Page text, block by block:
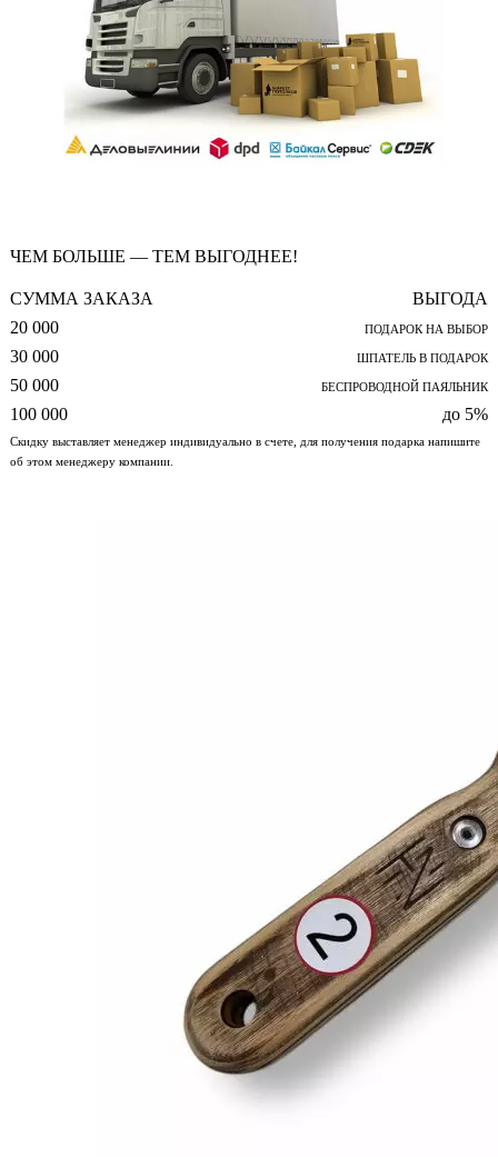
ЧЕМ БОЛЬШЕ — ТЕМ ВЫГОДНЕЕ!
СУММА ЗАКАЗА
ВЫГОДА
20 000
ПОДАРОК НА ВЫБОР
30 000 ШПАТЕЛЬ В ПОДАРОК
50 000 БЕСПРОВОДНОЙ ПАЯЛЬНИК
100 000 до 5%
Скидку выставляет менеджер индивидуально в счете, для получения подарка напишите
об этом менеджеру компании.